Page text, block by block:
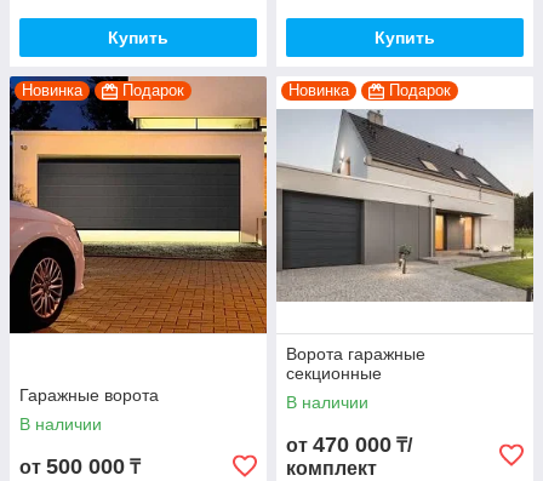
Купить Купить
Новинка Подарок
Гаражные ворота
В наличии
от 500 000 ₸
Новинка Подарок
Ворота гаражные
секционные
В наличии
от 470 000 ₸/
комплект